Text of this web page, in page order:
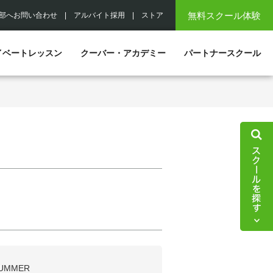
無料スクール体験
へお問い合わせ アルバイト採用 ストア
ベートレッスン クーバー・アカデミー パートナースクール